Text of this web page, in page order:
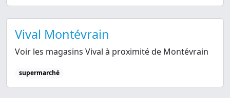
Vival Montévrain
Voir les magasins Vival à proximité de Montévrain
supermarché